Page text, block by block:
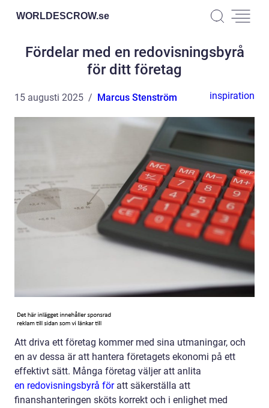
WORLDESCROW.se
Fördelar med en redovisningsbyrå
för ditt företag
15 augusti 2025 Marcus Stenström inspiration
Att driva ett företag kommer med sina utmaningar, och
en av dessa är att hantera företagets ekonomi på ett
effektivt sätt. Många företag väljer att anlita
en redovisningsbyrå föratt säkerställa att
finanshanteringen sköts korrekt och i enlighet med